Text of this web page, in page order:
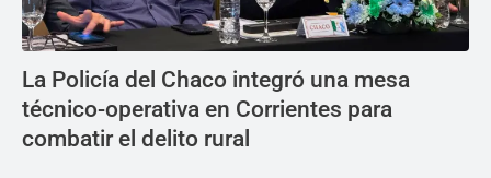
La Policía del Chaco integró una mesa
técnico-operativa en Corrientes para
combatir el delito rural